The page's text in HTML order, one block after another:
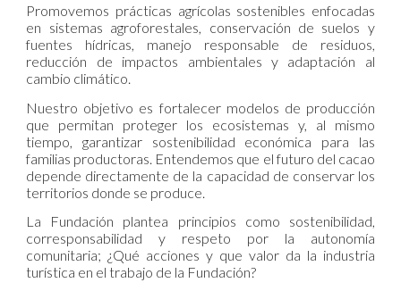
Promovemos prácticas agrícolas sostenibles enfocadas
en sistemas agroforestales, conservación de suelos y
fuentes hídricas, manejo responsable de residuos,
reducción de impactos ambientales y adaptación al
cambio climático.
Nuestro objetivo es fortalecer modelos de producción
que permitan proteger los ecosistemas y, al mismo
tiempo, garantizar sostenibilidad económica para las
familias productoras. Entendemos que el futuro del cacao
depende directamente de la capacidad de conservar los
territorios donde se produce.
La Fundación plantea principios como sostenibilidad,
corresponsabilidad y respeto por la autonomía
comunitaria; ¿Qué acciones y que valor da la industria
turística en el trabajo de la Fundación?